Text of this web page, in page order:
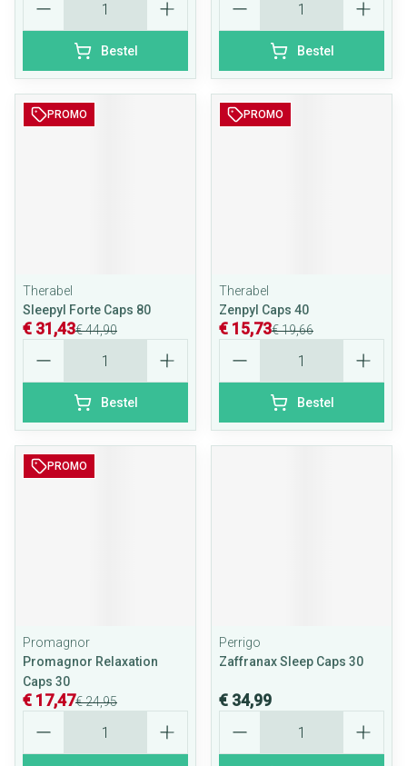
Bestel Bestel
PROMO
Therabel
Sleepyl Forte Caps 80
€ 44,90
€ 31,43
Bestel
PROMO
Therabel
Zenpyl Caps 40
€ 19,66
€ 15,73
Bestel
PROMO
Promagnor
Promagnor Relaxation
Caps 30
€ 24,95
€ 17,47
Perrigo
Zaffranax Sleep Caps 30
€ 34,99